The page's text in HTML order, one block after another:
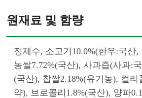
원재료 및 함량
정제수, 소고기10.0%(한우:국산,
농쌀7.72%(국산), 사과즙(사과:
(국산), 찹쌀2.18%(유기농), 컬리
약), 브로콜리1.8%(국산), 양파